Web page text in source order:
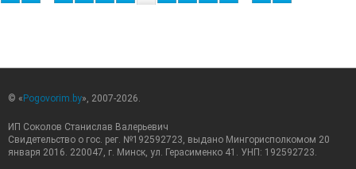
© « Pogovorim.by», 2007-2026.
ИП Соколов Станислав Валерьевич
Свидетельство о гос. рег. №192592723, выдано Мингорисполкомом 20
января 2016. 220047, г. Минск, ул. Герасименко 41. УНП: 192592723.